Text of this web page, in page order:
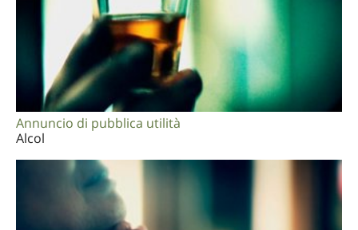
Annuncio di pubblica utilità
Alcol